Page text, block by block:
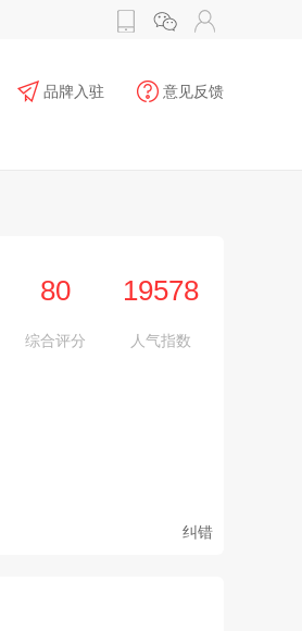
品牌入驻 意见反馈
纠错
综合评分
80
人气指数
19578